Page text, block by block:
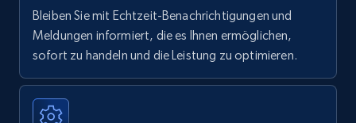
Bleiben Sie mit Echtzeit-Benachrichtigungen und
Meldungen informiert, die es Ihnen ermöglichen,
sofort zu handeln und die Leistung zu optimieren.